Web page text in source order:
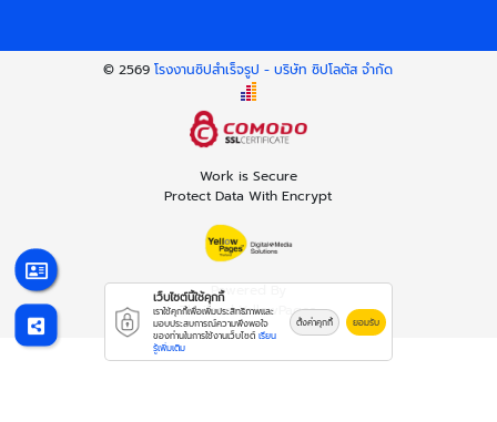
© 2569โรงงานซิปสำเร็จรูป - บริษัท ซิปโลตัส จำกัด
Work is Secure
Protect Data With Encrypt
Powered By
Thailand YellowPages
เว็บไซต์นี้ใช้คุกกี้
เราใช้คุกกี้เพื่อเพิ่มประสิทธิภาพและ
มอบประสบการณ์ความพึงพอใจ
ของท่านในการใช้งานเว็บไซต์ เรียน
รู้เพิ่มเติม
ตั้งค่าคุกกี้ ยอมรับ